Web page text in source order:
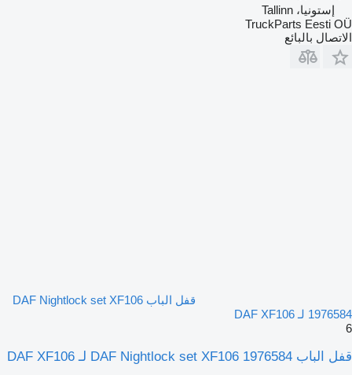
إستونيا، Tallinn
TruckParts Eesti OÜ
الاتصال بالبائع
قفل الباب DAF Nightlock set XF106
1976584 لـ DAF XF106
6
قفل الباب DAF Nightlock set XF106 1976584 لـ DAF XF106